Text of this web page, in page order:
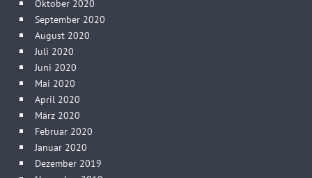
Oktober 2020
September 2020
August 2020
Juli 2020
Juni 2020
Mai 2020
April 2020
März 2020
Februar 2020
Januar 2020
Dezember 2019